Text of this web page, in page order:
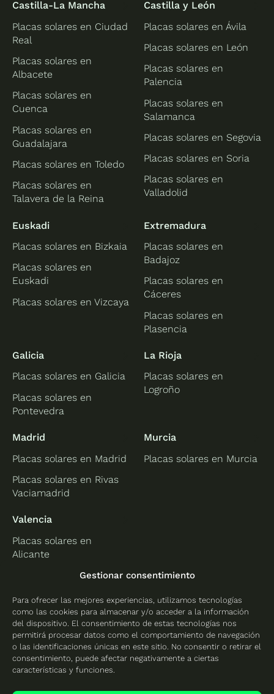
Gestionar consentimiento
Para ofrecer las mejores experiencias, utilizamos tecnologías
como las cookies para almacenar y/o acceder a la información
del dispositivo. El consentimiento de estas tecnologías nos
permitirá procesar datos como el comportamiento de navegación
o las identificaciones únicas en este sitio. No consentir o retirar el
consentimiento, puede afectar negativamente a ciertas
características y funciones.
Castilla-La Mancha
Placas solares en Ciudad
Real
Placas solares en
Albacete
Placas solares en
Cuenca
Placas solares en
Guadalajara
Placas solares en Toledo
Placas solares en
Talavera de la Reina
Castilla y León
Placas solares en Ávila
Placas solares en León
Placas solares en
Palencia
Placas solares en
Salamanca
Placas solares en Segovia
Placas solares en Soria
Placas solares en
Valladolid
Euskadi
Placas solares en Bizkaia
Placas solares en
Euskadi
Placas solares en Vizcaya
Extremadura
Placas solares en
Badajoz
Placas solares en
Cáceres
Placas solares en
Plasencia
Galicia
Placas solares en Galicia
Placas solares en
Pontevedra
La Rioja
Placas solares en
Logroño
Madrid
Placas solares en Madrid
Placas solares en Rivas
Vaciamadrid
Murcia
Placas solares en Murcia
Valencia
Placas solares en
Alicante
Placas solares en
Placas solares en
Valencia